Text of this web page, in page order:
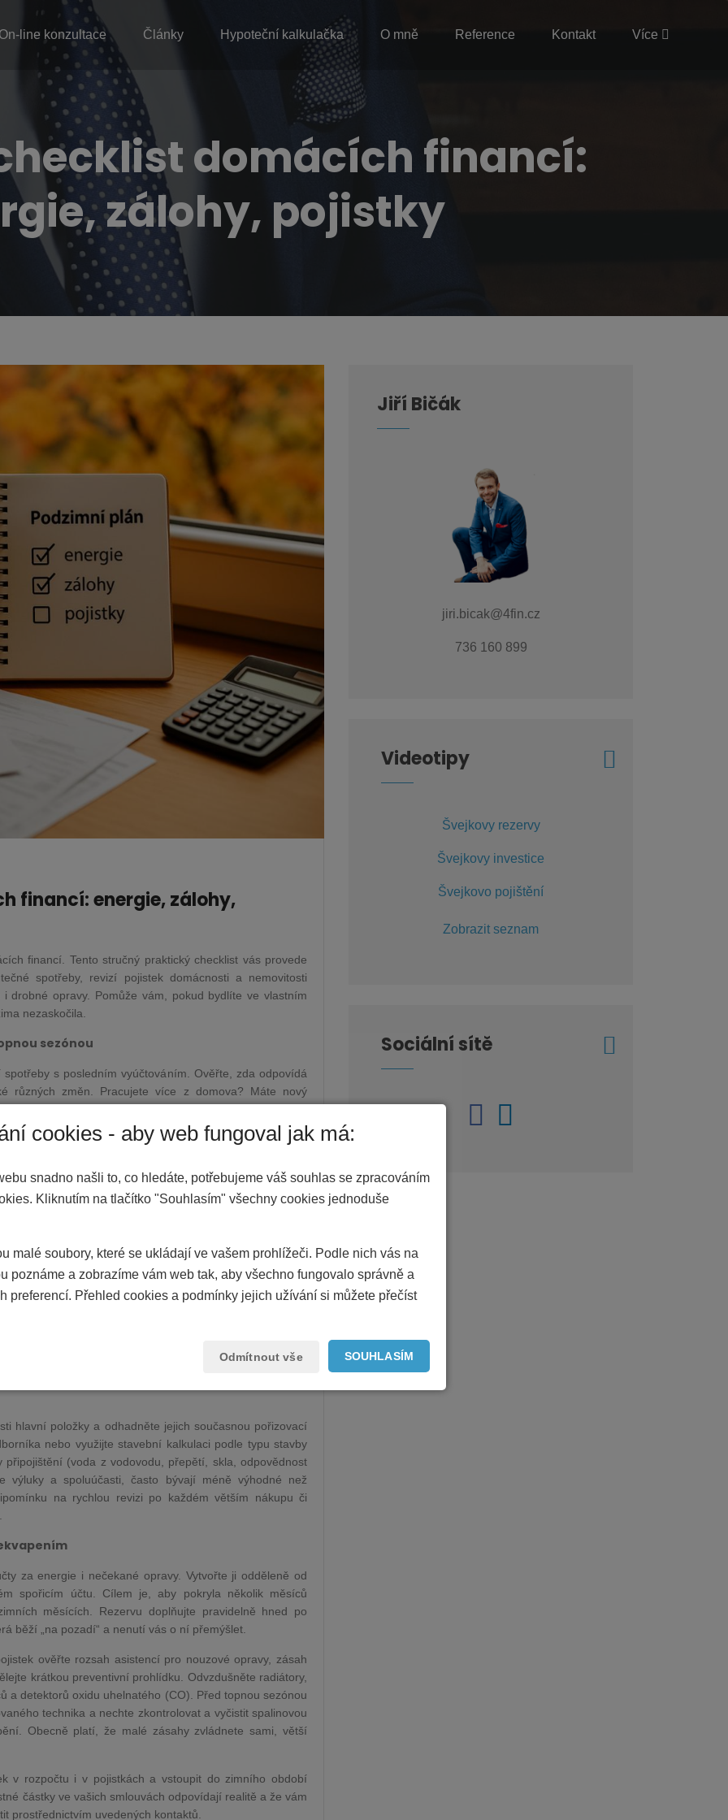
On-line konzultace Články Hypoteční kalkulačka O mně Reference Kontakt Více
domácích financí:
zálohy, pojistky
financí: energie, zálohy,
financí. Tento stručný praktický checklist vás provede
spotřeby, revizí pojistek domácnosti a nemovitosti
drobné opravy. Pomůže vám, pokud bydlíte ve vlastním
nezaskočila.
sezónou
s posledním vyúčtováním. Ověřte, zda odpovídá
různých změn. Pracujete více z domova? Máte nový
očekávanou spotřebu. Zkontrolujte, zda máte správně
které nevyužíváte. Smlouvu projděte i kvůli délce
bez rizika vysokého nedoplatku. Pokud vám loni
U plynu zkontrolujte topná tělesa a režim vytápění.
a utěsněte okna. Díky takové prevenci můžete hodně
měření v prosinci a lednu. Díky tomu zachytíte
skutečná hodnota věcí nebo nemovitosti. Při škodě pak
je určit správnou pojistnou částku a průběžně ji
ne z tržní hodnoty. Vybavení domácnosti
stálo znovu vše nakoupit. Zkontrolujte, zda má smlouva
inflace. Pokud chybí, zvykněte si částky jednou ročně
hlavní položky a odhadněte jejich současnou pořizovací
nebo využijte stavební kalkulaci podle typu stavby
(voda z vodovodu, přepětí, skla, odpovědnost
výluky a spoluúčasti, často bývají méně výhodné než
na rychlou revizi po každém větším nákupu či
za energie i nečekané opravy. Vytvořte ji odděleně od
spořicím účtu. Cílem je, aby pokryla několik měsíců
měsících. Rezervu doplňujte pravidelně hned po
běží „na pozadí“ a nenutí vás o ní přemýšlet.
ověřte rozsah asistencí pro nouzové opravy, zásah
krátkou preventivní prohlídku. Odvzdušněte radiátory,
a detektorů oxidu uhelnatého (CO). Před topnou sezónou
technika a nechte zkontrolovat a vyčistit spalinovou
Obecně platí, že malé zásahy zvládnete sami, větší
v rozpočtu i v pojistkách a vstoupit do zimního období
částky ve vašich smlouvách odpovídají realitě a že vám
prostřednictvím uvedených kontaktů.
Jiří Bičák
jiri.bicak@4fin.cz
736 160 899
Videotipy
Švejkovy rezervy
Švejkovy investice
Švejkovo pojištění
Zobrazit seznam
Sociální sítě
cookies - aby web fungoval jak má:
snadno našli to, co hledáte, potřebujeme váš souhlas se zpracováním
Kliknutím na tlačítko "Souhlasím" všechny cookies jednoduše
malé soubory, které se ukládají ve vašem prohlížeči. Podle nich vás na
poznáme a zobrazíme vám web tak, aby všechno fungovalo správně a
preferencí. Přehled cookies a podmínky jejich užívání si můžete přečíst
SOUHLASÍM
Odmítnout vše